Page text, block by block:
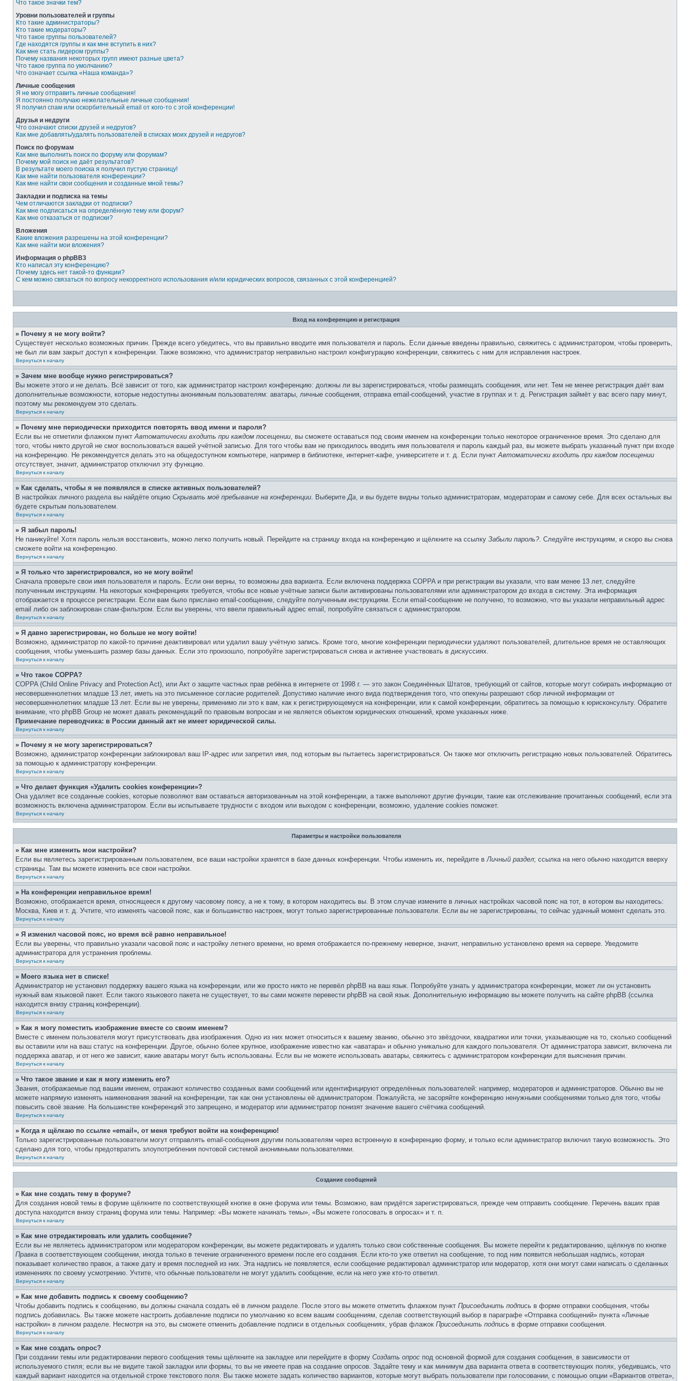
Что такое значки тем?
Уровни пользователей и группы
Кто такие администраторы?
Кто такие модераторы?
Что такое группы пользователей?
Где находятся группы и как мне вступить в них?
Как мне стать лидером группы?
Почему названия некоторых групп имеют разные цвета?
Что такое группа по умолчанию?
Что означает ссылка «Наша команда»?
Личные сообщения
Я не могу отправить личные сообщения!
Я постоянно получаю нежелательные личные сообщения!
Я получил спам или оскорбительный email от кого-то с этой конференции!
Друзья и недруги
Что означают списки друзей и недругов?
Как мне добавлять/удалять пользователей в списках моих друзей и недругов?
Поиск по форумам
Как мне выполнить поиск по форуму или форумам?
Почему мой поиск не даёт результатов?
В результате моего поиска я получил пустую страницу!
Как мне найти пользователя конференции?
Как мне найти свои сообщения и созданные мной темы?
Закладки и подписка на темы
Чем отличаются закладки от подписки?
Как мне подписаться на определённую тему или форум?
Как мне отказаться от подписки?
Вложения
Какие вложения разрешены на этой конференции?
Как мне найти мои вложения?
Информация о phpBB3
Кто написал эту конференцию?
Почему здесь нет такой-то функции?
С кем можно связаться по вопросу некорректного использования и/или юридических вопросов, связанных с этой конференцией?
Вход на конференцию и регистрация
» Почему я не могу войти?
Существует несколько возможных причин. Прежде всего убедитесь, что вы правильно вводите имя пользователя и пароль. Если данные введены правильно, свяжитесь с администратором, чтобы проверить,
не был ли вам закрыт доступ к конференции. Также возможно, что администратор неправильно настроил конфигурацию конференции, свяжитесь с ним для исправления настроек.
Вернуться к началу
» Зачем мне вообще нужно регистрироваться?
Вы можете этого и не делать. Всё зависит от того, как администратор настроил конференцию: должны ли вы зарегистрироваться, чтобы размещать сообщения, или нет. Тем не менее регистрация даёт вам
дополнительные возможности, которые недоступны анонимным пользователям: аватары, личные сообщения, отправка email-сообщений, участие в группах и т. д. Регистрация займёт у вас всего пару минут,
поэтому мы рекомендуем это сделать.
Вернуться к началу
» Почему мне периодически приходится повторять ввод имени и пароля?
Если вы не отметили флажком пунктАвтоматически входить при каждом посещении, вы сможете оставаться под своим именем на конференции только некоторое ограниченное время. Это сделано для
того, чтобы никто другой не смог воспользоваться вашей учётной записью. Для того чтобы вам не приходилось вводить имя пользователя и пароль каждый раз, вы можете выбрать указанный пункт при входе
на конференцию. Не рекомендуется делать это на общедоступном компьютере, например в библиотеке, интернет-кафе, университете и т. д. Если пунктАвтоматически входить при каждом посещении
отсутствует, значит, администратор отключил эту функцию.
Вернуться к началу
» Как сделать, чтобы я не появлялся в списке активных пользователей?
В настройках личного раздела вы найдёте опцию Скрывать моё пребывание на конференции. ВыберитеДа, и вы будете видны только администраторам, модераторам и самому себе. Для всех остальных вы
будете скрытым пользователем.
Вернуться к началу
» Я забыл пароль!
Не паникуйте! Хотя пароль нельзя восстановить, можно легко получить новый. Перейдите на страницу входа на конференцию и щёлкните на ссылку Забыли пароль?. Следуйте инструкциям, и скоро вы снова
сможете войти на конференцию.
Вернуться к началу
» Я только что зарегистрировался, но не могу войти!
Сначала проверьте свои имя пользователя и пароль. Если они верны, то возможны два варианта. Если включена поддержка COPPA и при регистрации вы указали, что вам менее 13 лет, следуйте
полученным инструкциям. На некоторых конференциях требуется, чтобы все новые учётные записи были активированы пользователями или администратором до входа в систему. Эта информация
отображается в процессе регистрации. Если вам было прислано email-сообщение, следуйте полученным инструкциям. Если email-сообщение не получено, то возможно, что вы указали неправильный адрес
email либо он заблокирован спам-фильтром. Если вы уверены, что ввели правильный адрес email, попробуйте связаться с администратором.
Вернуться к началу
» Я давно зарегистрирован, но больше не могу войти!
Возможно, администратор по какой-то причине деактивировал или удалил вашу учётную запись. Кроме того, многие конференции периодически удаляют пользователей, длительное время не оставляющих
сообщения, чтобы уменьшить размер базы данных. Если это произошло, попробуйте зарегистрироваться снова и активнее участвовать в дискуссиях.
Вернуться к началу
» Что такое COPPA?
COPPA (Child Online Privacy and Protection Act), или Акт о защите частных прав ребёнка в интернете от 1998 г. — это закон Соединённых Штатов, требующий от сайтов, которые могут собирать информацию от
несовершеннолетних младше 13 лет, иметь на это письменное согласие родителей. Допустимо наличие иного вида подтверждения того, что опекуны разрешают сбор личной информации от
несовершеннолетних младше 13 лет. Если вы не уверены, применимо ли это к вам, как к регистрирующемуся на конференции, или к самой конференции, обратитесь за помощью к юрисконсульту. Обратите
внимание, что phpBB Group не может давать рекомендаций по правовым вопросам и не является объектом юридических отношений, кроме указанных ниже.
Примечание переводчика: в России данный акт не имеет юридической силы.
Вернуться к началу
» Почему я не могу зарегистрироваться?
Возможно, администратор конференции заблокировал ваш IP-адрес или запретил имя, под которым вы пытаетесь зарегистрироваться. Он также мог отключить регистрацию новых пользователей. Обратитесь
за помощью к администратору конференции.
Вернуться к началу
» Что делает функция «Удалить cookies конференции»?
Она удаляет все созданные cookies, которые позволяют вам оставаться авторизованным на этой конференции, а также выполняют другие функции, такие как отслеживание прочитанных сообщений, если эта
возможность включена администратором. Если вы испытываете трудности с входом или выходом с конференции, возможно, удаление cookies поможет.
Вернуться к началу
Параметры и настройки пользователя
» Как мне изменить мои настройки?
Если вы являетесь зарегистрированным пользователем, все ваши настройки хранятся в базе данных конференции. Чтобы изменить их, перейдите вЛичный раздел; ссылка на него обычно находится вверху
страницы. Там вы можете изменить все свои настройки.
Вернуться к началу
» На конференции неправильное время!
Возможно, отображается время, относящееся к другому часовому поясу, а не к тому, в котором находитесь вы. В этом случае измените в личных настройках часовой пояс на тот, в котором вы находитесь:
Москва, Киев и т. д. Учтите, что изменять часовой пояс, как и большинство настроек, могут только зарегистрированные пользователи. Если вы не зарегистрированы, то сейчас удачный момент сделать это.
Вернуться к началу
» Я изменил часовой пояс, но время всё равно неправильное!
Если вы уверены, что правильно указали часовой пояс и настройку летнего времени, но время отображается по-прежнему неверное, значит, неправильно установлено время на сервере. Уведомите
администратора для устранения проблемы.
Вернуться к началу
» Моего языка нет в списке!
Администратор не установил поддержку вашего языка на конференции, или же просто никто не перевёл phpBB на ваш язык. Попробуйте узнать у администратора конференции, может ли он установить
нужный вам языковой пакет. Если такого языкового пакета не существует, то вы сами можете перевести phpBB на свой язык. Дополнительную информацию вы можете получить на сайте phpBB (ссылка
находится внизу страниц конференции).
Вернуться к началу
» Как я могу поместить изображение вместе со своим именем?
Вместе с именем пользователя могут присутствовать два изображения. Одно из них может относиться к вашему званию, обычно это звёздочки, квадратики или точки, указывающие на то, сколько сообщений
вы оставили или на ваш статус на конференции. Другое, обычно более крупное, изображение известно как «аватара» и обычно уникально для каждого пользователя. От администратора зависит, включена ли
поддержка аватар, и от него же зависит, какие аватары могут быть использованы. Если вы не можете использовать аватары, свяжитесь с администратором конференции для выяснения причин.
Вернуться к началу
» Что такое звание и как я могу изменить его?
Звания, отображаемые под вашим именем, отражают количество созданных вами сообщений или идентифицируют определённых пользователей: например, модераторов и администраторов. Обычно вы не
можете напрямую изменять наименования званий на конференции, так как они установлены её администратором. Пожалуйста, не засоряйте конференцию ненужными сообщениями только для того, чтобы
повысить своё звание. На большинстве конференций это запрещено, и модератор или администратор понизят значение вашего счётчика сообщений.
Вернуться к началу
» Когда я щёлкаю по ссылке «email», от меня требуют войти на конференцию!
Только зарегистрированные пользователи могут отправлять email-сообщения другим пользователям через встроенную в конференцию форму, и только если администратор включил такую возможность. Это
сделано для того, чтобы предотвратить злоупотребления почтовой системой анонимными пользователями.
Вернуться к началу
Создание сообщений
» Как мне создать тему в форуме?
Для создания новой темы в форуме щёлкните по соответствующей кнопке в окне форума или темы. Возможно, вам придётся зарегистрироваться, прежде чем отправить сообщение. Перечень ваших прав
доступа находится внизу страниц форума или темы. Например: «Вы можете начинать темы», «Вы можете голосовать в опросах» и т. п.
Вернуться к началу
» Как мне отредактировать или удалить сообщение?
Если вы не являетесь администратором или модератором конференции, вы можете редактировать и удалять только свои собственные сообщения. Вы можете перейти к редактированию, щёлкнув по кнопке
Правка в соответствующем сообщении, иногда только в течение ограниченного времени после его создания. Если кто-то уже ответил на сообщение, то под ним появится небольшая надпись, которая
показывает количество правок, а также дату и время последней из них. Эта надпись не появляется, если сообщение редактировал администратор или модератор, хотя они могут сами написать о сделанных
изменениях по своему усмотрению. Учтите, что обычные пользователи не могут удалить сообщение, если на него уже кто-то ответил.
Вернуться к началу
» Как мне добавить подпись к своему сообщению?
Чтобы добавить подпись к сообщению, вы должны сначала создать её в личном разделе. После этого вы можете отметить флажком пункт Присоединить подпись в форме отправки сообщения, чтобы
подпись добавилась. Вы также можете настроить добавление подписи по умолчанию ко всем вашим сообщениям, сделав соответствующий выбор в параграфе «Отправка сообщений» пункта «Личные
настройки» в личном разделе. Несмотря на это, вы сможете отменить добавление подписи в отдельных сообщениях, убрав флажок Присоединить подпись в форме отправки сообщения.
Вернуться к началу
» Как мне создать опрос?
При создании темы или редактировании первого сообщения темы щёлкните на закладке или перейдите в форму Создать опрос под основной формой для создания сообщения, в зависимости от
используемого стиля; если вы не видите такой закладки или формы, то вы не имеете прав на создание опросов. Задайте тему и как минимум два варианта ответа в соответствующих полях, убедившись, что
каждый вариант находится на отдельной строке текстового поля. Вы также можете задать количество вариантов, которые могут выбрать пользователи при голосовании, с помощью опции «Вариантов ответа»,